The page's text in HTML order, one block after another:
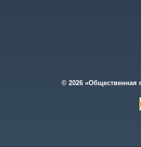
© 2026 «Общественная